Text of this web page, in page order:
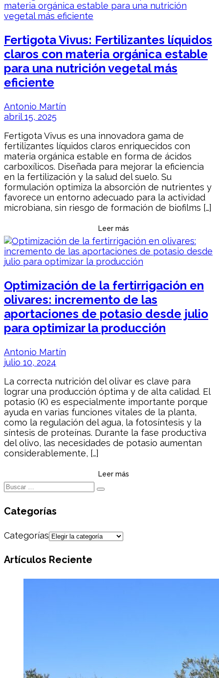
Fertigota Vivus: Fertilizantes líquidos
claros con materia orgánica estable
para una nutrición vegetal más
eficiente
Antonio Martín
abril 15, 2025
Fertigota Vivus es una innovadora gama de
fertilizantes líquidos claros enriquecidos con
materia orgánica estable en forma de ácidos
carboxílicos. Diseñada para mejorar la eficiencia
en la fertilización y la salud del suelo. Su
formulación optimiza la absorción de nutrientes y
favorece un entorno adecuado para la actividad
microbiana, sin riesgo de formación de biofilms […]
Leer más
Optimización de la fertirrigación en
olivares: incremento de las
aportaciones de potasio desde julio
para optimizar la producción
Antonio Martín
julio 10, 2024
La correcta nutrición del olivar es clave para
lograr una producción óptima y de alta calidad. El
potasio (K) es especialmente importante porque
ayuda en varias funciones vitales de la planta,
como la regulación del agua, la fotosíntesis y la
síntesis de proteínas. Durante la fase productiva
del olivo, las necesidades de potasio aumentan
considerablemente, […]
Leer más
Categorías
Categorías
Artículos Reciente